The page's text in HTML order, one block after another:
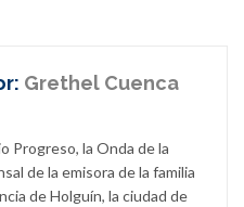
Grethel Cuenca
Progreso, la Onda de la
de la emisora de la familia
de Holguín, la ciudad de